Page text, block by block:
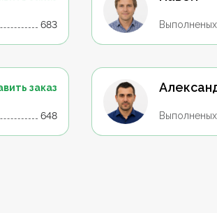
683
заказ
648